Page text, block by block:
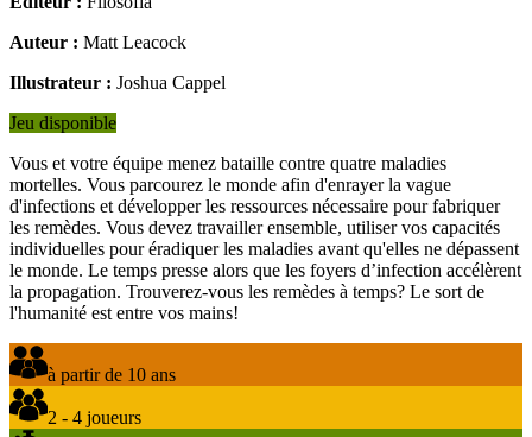
Auteur : Matt Leacock
Illustrateur : Joshua Cappel
Jeu disponible
Vous et votre équipe menez bataille contre quatre maladies
mortelles. Vous parcourez le monde afin d'enrayer la vague
d'infections et développer les ressources nécessaire pour fabriquer
les remèdes. Vous devez travailler ensemble, utiliser vos capacités
individuelles pour éradiquer les maladies avant qu'elles ne dépassent
le monde. Le temps presse alors que les foyers d’infection accélèrent
la propagation. Trouverez-vous les remèdes à temps? Le sort de
l'humanité est entre vos mains!
à partir de 10 ans
2 - 4 joueurs